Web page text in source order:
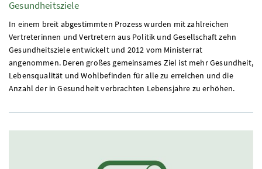
Gesundheitsziele
In einem breit abgestimmten Prozess wurden mit zahlreichen
Vertreterinnen und Vertretern aus Politik und Gesellschaft zehn
Gesundheitsziele entwickelt und 2012 vom Ministerrat
angenommen. Deren großes gemeinsames Ziel ist mehr Gesundheit,
Lebensqualität und Wohlbefinden für alle zu erreichen und die
Anzahl der in Gesundheit verbrachten Lebensjahre zu erhöhen.